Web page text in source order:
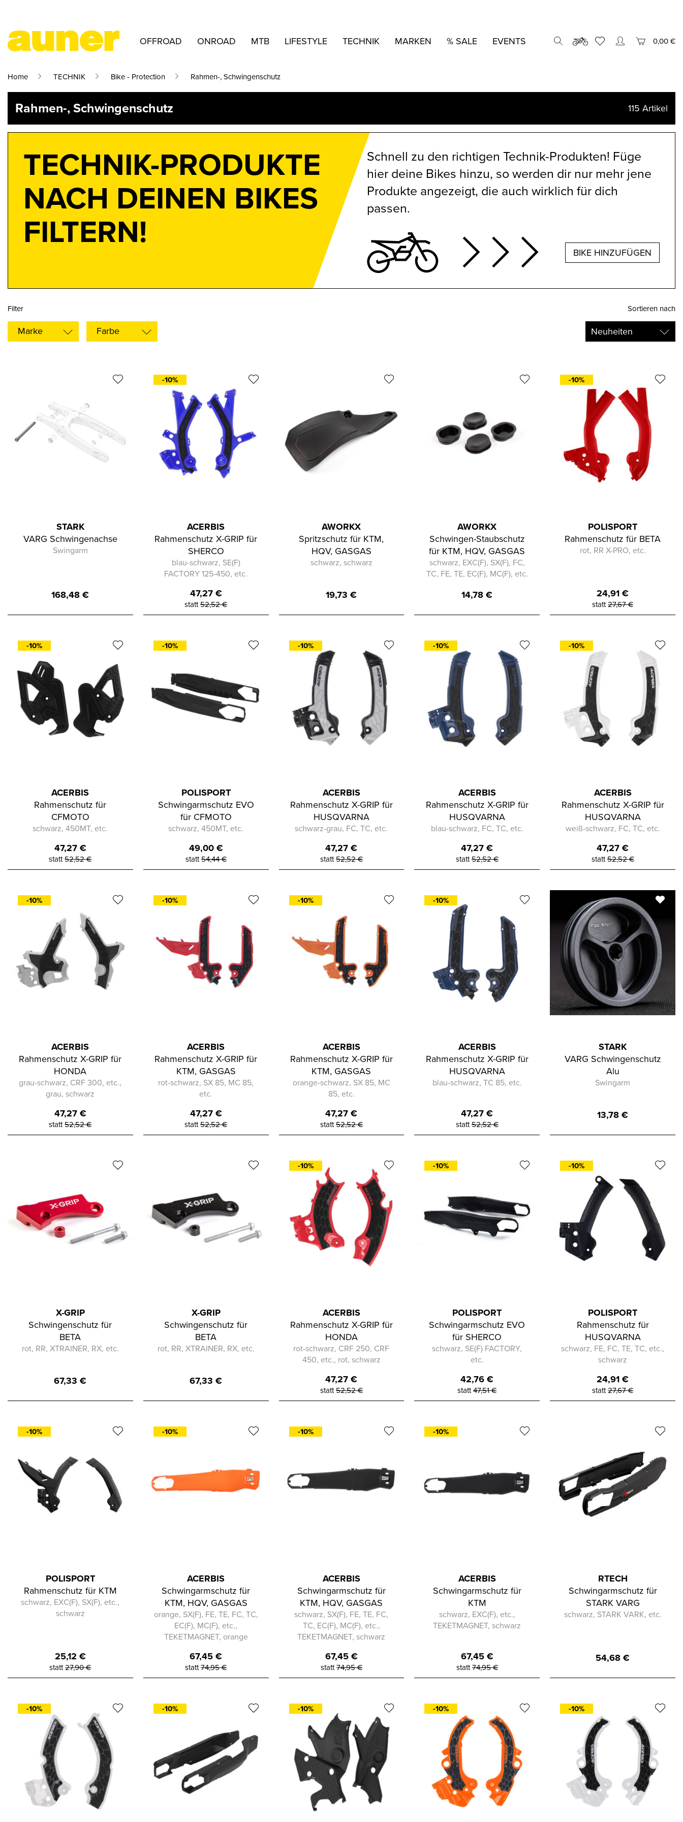
OFFROAD ONROAD MTB LIFESTYLE TECHNIK MARKEN % SALE EVENTS 0,00 €
Home TECHNIK Bike - Protection Rahmen-, Schwingenschutz
Rahmen-, Schwingenschutz 115 Artikel
TECHNIK-PRODUKTE
NACH DEINEN BIKES
FILTERN!
Schnell zu den richtigen Technik-Produkten! Füge
hier deine Bikes hinzu, so werden dir nur mehr jene
Produkte angezeigt, die auch wirklich für dich
passen.
BIKE HINZUFÜGEN
Filter
Marke Farbe
Sortieren nach
STARK
VARG Schwingenachse
Swingarm
168,48€
-10%
ACERBIS
Rahmenschutz X-GRIP für
SHERCO
blau-schwarz, SE(F)
FACTORY 125-450, etc.
47,27€
statt52,52€
AWORKX
Spritzschutz für KTM,
HQV, GASGAS
schwarz, schwarz
19,73€
AWORKX
Schwingen-Staubschutz
für KTM, HQV, GASGAS
schwarz, EXC(F), SX(F), FC,
TC, FE, TE, EC(F), MC(F), etc.
14,78€
-10%
POLISPORT
Rahmenschutz für BETA
rot, RR X-PRO, etc.
24,91€
statt27,67€
-10%
ACERBIS
Rahmenschutz für
CFMOTO
schwarz, 450MT, etc.
47,27€
statt52,52€
-10%
POLISPORT
Schwingarmschutz EVO
für CFMOTO
schwarz, 450MT, etc.
49,00€
statt54,44€
-10%
ACERBIS
Rahmenschutz X-GRIP für
HUSQVARNA
schwarz-grau, FC, TC, etc.
47,27€
statt52,52€
-10%
ACERBIS
Rahmenschutz X-GRIP für
HUSQVARNA
blau-schwarz, FC, TC, etc.
47,27€
statt52,52€
-10%
ACERBIS
Rahmenschutz X-GRIP für
HUSQVARNA
weiß-schwarz, FC, TC, etc.
47,27€
statt52,52€
-10%
ACERBIS
Rahmenschutz X-GRIP für
HONDA
grau-schwarz, CRF 300, etc.,
grau, schwarz
47,27€
statt52,52€
-10%
ACERBIS
Rahmenschutz X-GRIP für
KTM, GASGAS
rot-schwarz, SX 85, MC 85,
etc.
47,27€
statt52,52€
-10%
ACERBIS
Rahmenschutz X-GRIP für
KTM, GASGAS
orange-schwarz, SX 85, MC
85, etc.
47,27€
statt52,52€
-10%
ACERBIS
Rahmenschutz X-GRIP für
HUSQVARNA
blau-schwarz, TC 85, etc.
47,27€
statt52,52€
STARK
VARG Schwingenschutz
Alu
Swingarm
13,78€
X-GRIP
Schwingenschutz für
BETA
rot, RR, XTRAINER, RX, etc.
67,33€
X-GRIP
Schwingenschutz für
BETA
rot, RR, XTRAINER, RX, etc.
67,33€
-10%
ACERBIS
Rahmenschutz X-GRIP für
HONDA
rot-schwarz, CRF 250, CRF
450, etc., rot, schwarz
47,27€
statt52,52€
-10%
POLISPORT
Schwingarmschutz EVO
für SHERCO
schwarz, SE(F) FACTORY,
etc.
42,76€
statt47,51€
-10%
POLISPORT
Rahmenschutz für
HUSQVARNA
schwarz, FE, FC, TE, TC, etc.,
schwarz
24,91€
statt27,67€
-10%
POLISPORT
Rahmenschutz für KTM
schwarz, EXC(F), SX(F), etc.,
schwarz
25,12 €
statt27,90€
-10%
ACERBIS
Schwingarmschutz für
KTM, HQV, GASGAS
orange, SX(F), FE, TE, FC, TC,
EC(F), MC(F), etc.,
TEKETMAGNET, orange
67,45€
statt74,95€
-10%
ACERBIS
Schwingarmschutz für
KTM, HQV, GASGAS
schwarz, SX(F), FE, TE, FC,
TC, EC(F), MC(F), etc.,
TEKETMAGNET, schwarz
67,45€
statt74,95€
-10%
ACERBIS
Schwingarmschutz für
KTM
schwarz, EXC(F), etc.,
TEKETMAGNET, schwarz
67,45€
statt74,95€
RTECH
Schwingarmschutz für
STARK VARG
schwarz, STARK VARK, etc.
54,68€
-10% -10% -10% -10% -10%